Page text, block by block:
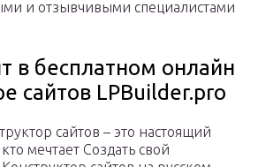
и отзывчивыми специалистами
в бесплатном онлайн
сайтов LPBuilder.pro
сайтов – это настоящий
мечтает Создать свой